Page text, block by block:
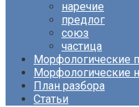
наречие
предлог
союз
частица
Морфологические
Морфологические
План разбора
Статьи